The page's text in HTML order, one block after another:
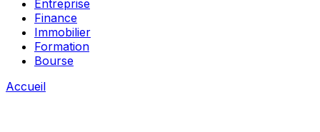
Entreprise
Finance
Immobilier
Formation
Bourse
Accueil